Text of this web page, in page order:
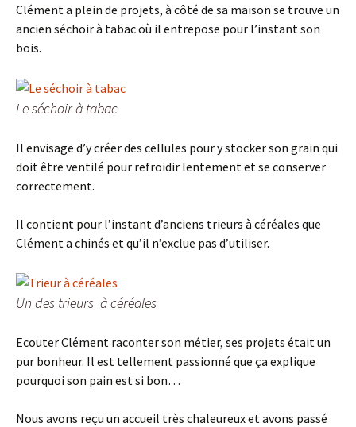
Clément a plein de projets, à côté de sa maison se trouve un
ancien séchoir à tabac où il entrepose pour l’instant son
bois.
Le séchoir à tabac
Il envisage d’y créer des cellules pour y stocker son grain qui
doit être ventilé pour refroidir lentement et se conserver
correctement.
Il contient pour l’instant d’anciens trieurs à céréales que
Clément a chinés et qu’il n’exclue pas d’utiliser.
Un des trieurs à céréales
Ecouter Clément raconter son métier, ses projets était un
pur bonheur. Il est tellement passionné que ça explique
pourquoi son pain est si bon…
Nous avons reçu un accueil très chaleureux et avons passé